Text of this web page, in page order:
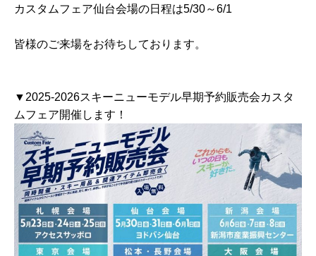
カスタムフェア仙台会場の日程は5/30～6/1
皆様のご来場をお待ちしております。
▼2025-2026スキーニューモデル早期予約販売会カスタ
ムフェア開催します！